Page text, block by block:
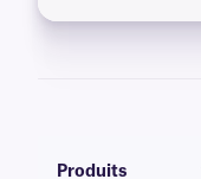
Produits